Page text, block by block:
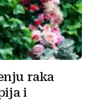
raka
i